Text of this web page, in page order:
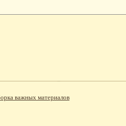
важных материалов